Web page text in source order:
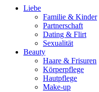
Liebe
Familie & Kinder
Partnerschaft
Dating & Flirt
Sexualität
Beauty
Haare & Frisuren
Körperpflege
Hautpflege
Make-up